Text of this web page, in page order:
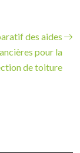
des aides
pour la
de toiture